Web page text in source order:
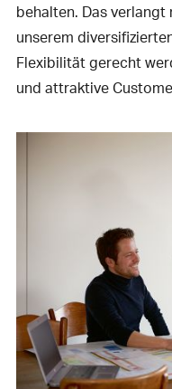
behalten. Das
unserem
Flexibilität gerecht
und attraktive